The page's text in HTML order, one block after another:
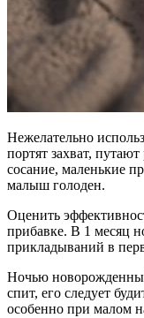
Нежелательно
портят захват,
сосание, маленькие
малыш голоден.
Оценить
прибавке. В 1 месяц
прикладываний в
Ночью
спит, его следует
особенно при малом